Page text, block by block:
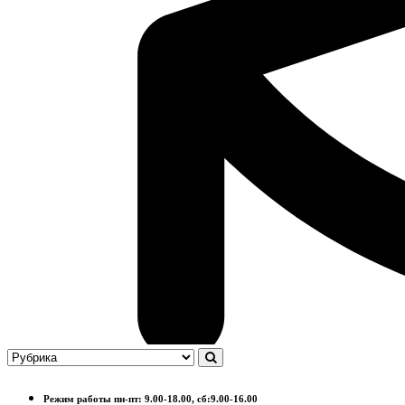
Режим работы пн-пт: 9.00-18.00, сб:9.00-16.00